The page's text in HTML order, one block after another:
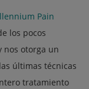
Pain
los pocos
nos otorga un
últimas técnicas
tratamiento